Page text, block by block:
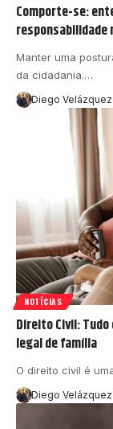
Comporte-se:
responsabilidade
Manter uma
da cidadania.…
Diego Velázquez
NOTÍCIAS
Direito Civil:
legal de família
O direito civil é
Diego Velázquez